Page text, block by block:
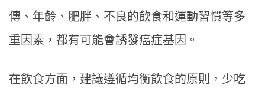
傳、年齡、肥胖、不良的飲食和運動習慣等多
重因素，都有可能會誘發癌症基因。
在飲食方面，建議遵循均衡飲食的原則，少吃